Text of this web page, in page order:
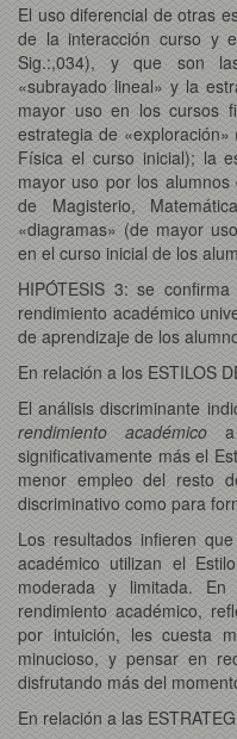
El uso diferencial de otras
de la interacción curso y
Sig.:,034), y que son
«subrayado lineal» y la
mayor uso en los cursos
estrategia de
Física el curso inicial); la
mayor uso por los
de Magisterio,
«diagramas» (de mayor
en el curso inicial de los
HIPÓTESIS 3: se
rendimiento académico
de aprendizaje de los
En relación a los ESTILOS
El análisis discriminante
rendimiento académico
significativamente más el
menor empleo del resto
discriminativo como para
Los resultados infieren
académico utilizan el
moderada y limitada.
rendimiento académico,
por intuición, les cuesta
minucioso, y pensar en
disfrutando más del
En relación a las